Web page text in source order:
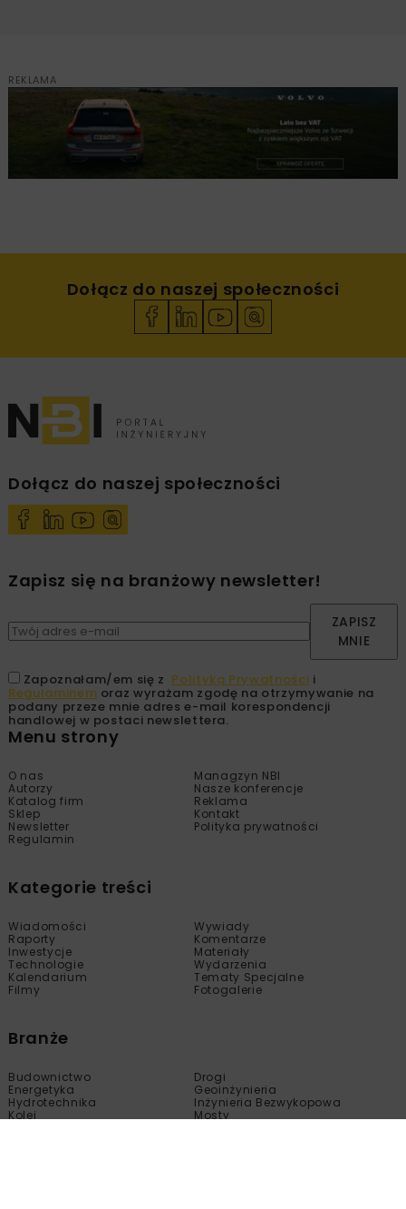
REKLAMA
Dołącz do naszej społeczności
Dołącz do naszej społeczności
Zapisz się na branżowy newsletter!
ZAPISZ
MNIE
Zapoznałam/em się z Polityką Prywatności i
Regulaminem oraz wyrażam zgodę na otrzymywanie na
podany przeze mnie adres e-mail korespondencji
handlowej w postaci newslettera.
Menu strony
O nas
Managzyn NBI
Autorzy
Nasze konferencje
Katalog firm
Reklama
Sklep
Kontakt
Newsletter
Polityka prywatności
Regulamin
Kategorie treści
Wiadomości
Wywiady
Raporty
Komentarze
Inwestycje
Materiały
Technologie
Wydarzenia
Kalendarium
Tematy Specjalne
Filmy
Fotogalerie
Branże
Budownictwo
Drogi
Energetyka
Geoinżynieria
Hydrotechnika
Inżynieria Bezwykopowa
Kolej
Mosty